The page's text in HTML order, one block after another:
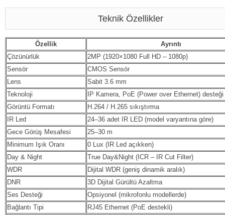
Teknik Özellikler
Özellik
Ayrıntı
Çözünürlük
2MP (1920×1080 Full HD – 1080p)
Sensör
CMOS Sensör
Lens
Sabit 3.6 mm
Teknoloji
IP Kamera, PoE (Power over Ethernet) desteği
Görüntü Formatı
H.264 / H.265 sıkıştırma
IR Led
24–36 adet IR LED (model varyantına göre)
Gece Görüş Mesafesi
25–30 m
Minimum Işık Oranı
0 Lux (IR Led açıkken)
Day & Night
True Day&Night (ICR – IR Cut Filter)
WDR
Dijital WDR (geniş dinamik aralık)
DNR
3D Dijital Gürültü Azaltma
Ses Desteği
Opsiyonel (mikrofonlu modellerde)
Bağlantı Tipi
RJ45 Ethernet (PoE destekli)